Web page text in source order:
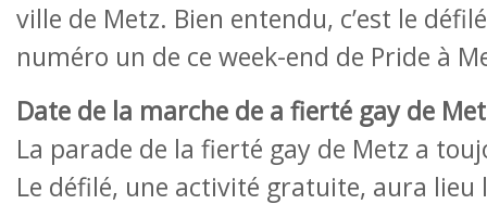
ville de Metz. Bien entendu, c’est le
numéro un de ce week-end de Pride à
Date de la marche de a fierté gay de
La parade de la fierté gay de Metz a
Le défilé, une activité gratuite, aura lieu